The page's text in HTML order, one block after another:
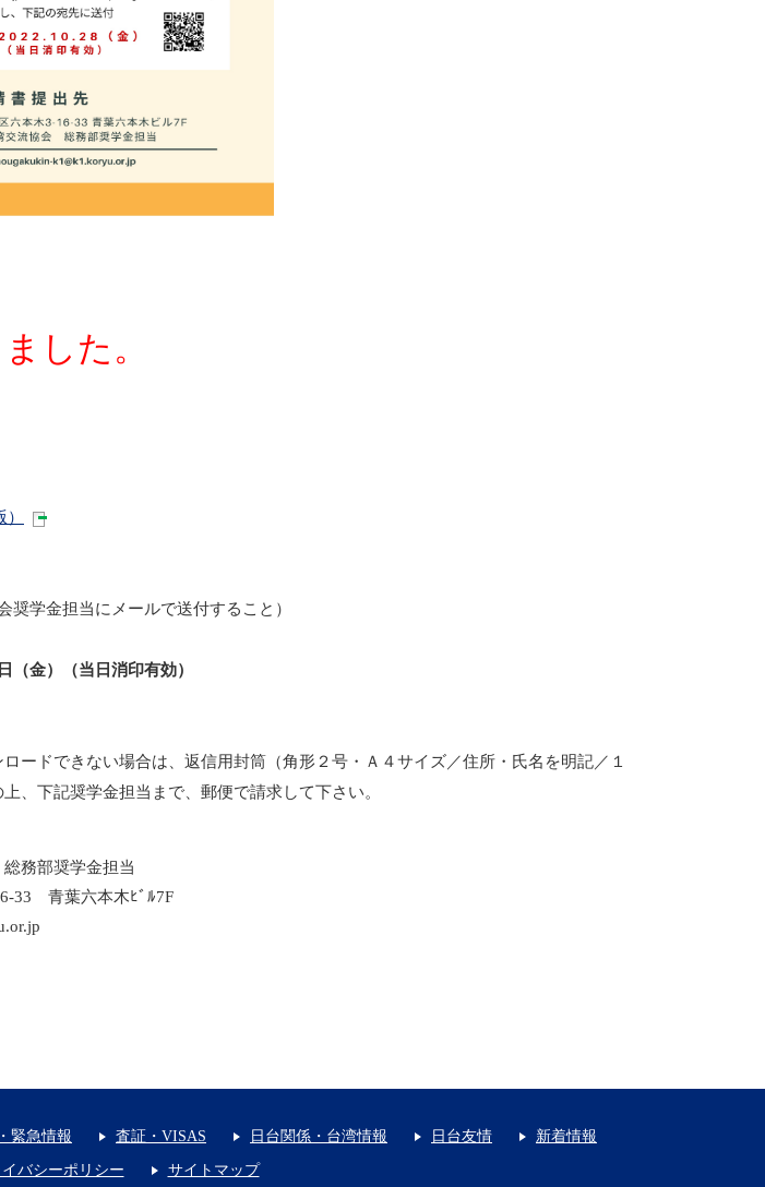
した。
奨学金担当にメールで送付すること）
（金）（当日消印有効）
ードできない場合は、返信用封筒（角形２号・Ａ４サイズ／住所・氏名を明記／１
、下記奨学金担当まで、郵便で請求して下さい。
務部奨学金担当
33 青葉六本木ﾋﾞﾙ7F
緊急情報 査証・VISAS 日台関係・台湾情報 日台友情 新着情報
バシーポリシー サイトマップ